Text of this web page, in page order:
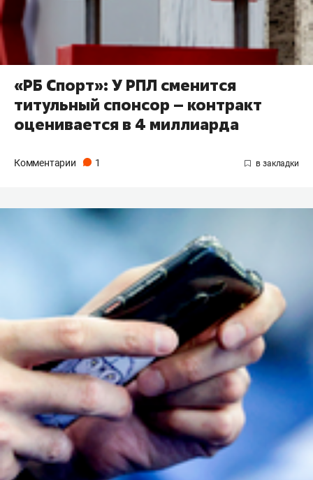
«РБ Спорт»: У РПЛ сменится
титульный спонсор – контракт
оценивается в 4 миллиарда
Комментарии 1